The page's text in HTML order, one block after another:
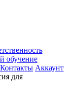
обучение
Контакты Аккаунт
для